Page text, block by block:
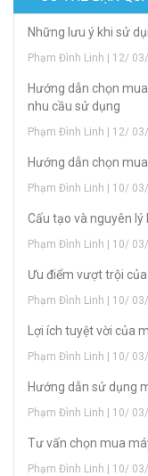
Những lưu ý khi sử
Phạm Đình Linh | 12/
Hướng dẫn chọn
nhu cầu sử dụng
Phạm Đình Linh | 12/
Hướng dẫn chọn
Phạm Đình Linh | 10/
Cấu tạo và nguyên lý
Phạm Đình Linh | 10/
Ưu điểm vượt trội
Phạm Đình Linh | 10/
Lợi ích tuyệt vời của
Phạm Đình Linh | 10/
Hướng dẫn sử dụng
Phạm Đình Linh | 10/
Tư vấn chọn mua
Phạm Đình Linh | 10/